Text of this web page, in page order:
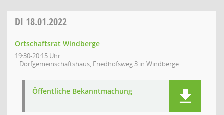
DI 18.01.2022
Ortschaftsrat Windberge
19:30-20:15 Uhr
Dorfgemeinschaftshaus, Friedhofsweg 3 in Windberge
Öffentliche Bekanntmachung